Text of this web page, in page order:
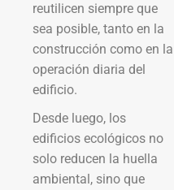
reutilicen siempre que
sea posible, tanto en la
construcción como en la
operación diaria del
edificio.
Desde luego, los
edificios ecológicos no
solo reducen la huella
ambiental, sino que